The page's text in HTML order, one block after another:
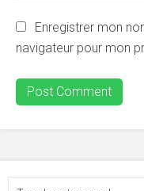
Enregistrer mon
navigateur pour mon